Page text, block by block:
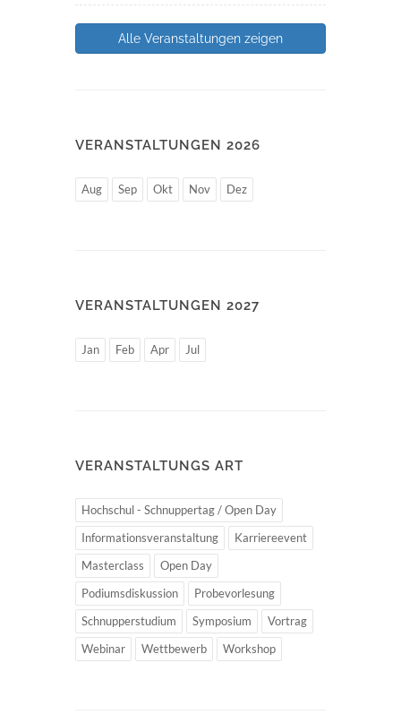
Alle Veranstaltungen zeigen
VERANSTALTUNGEN 2026
Aug Sep Okt Nov Dez
VERANSTALTUNGEN 2027
Jan Feb Apr Jul
VERANSTALTUNGS ART
Hochschul - Schnuppertag / Open Day
Informationsveranstaltung
Karriereevent
Masterclass
Open Day
Podiumsdiskussion
Probevorlesung
Schnupperstudium
Symposium
Vortrag
Webinar
Wettbewerb Workshop